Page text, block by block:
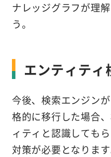
ナレッジグラフが理
う。
エンティティ
今後、検索エンジン
格的に移行した場合
ィティと認識しても
対策が必要となりま